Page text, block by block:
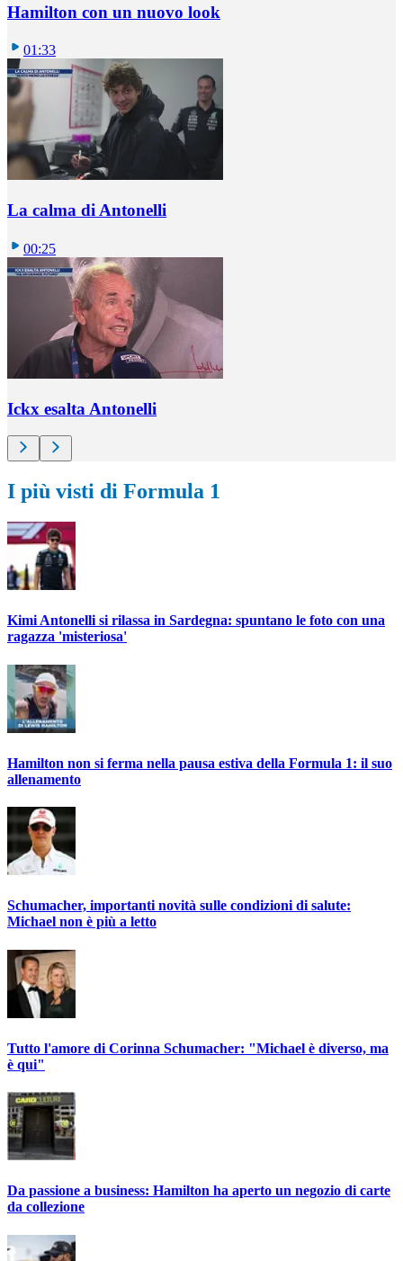
Hamilton con un nuovo look
01:33
La calma di Antonelli
00:25
Ickx esalta Antonelli
I più visti di Formula 1
Kimi Antonelli si rilassa in Sardegna: spuntano le foto con una
ragazza 'misteriosa'
Hamilton non si ferma nella pausa estiva della Formula 1: il suo
allenamento
Schumacher, importanti novità sulle condizioni di salute:
Michael non è più a letto
Tutto l'amore di Corinna Schumacher: "Michael è diverso, ma
è qui"
Da passione a business: Hamilton ha aperto un negozio di carte
da collezione